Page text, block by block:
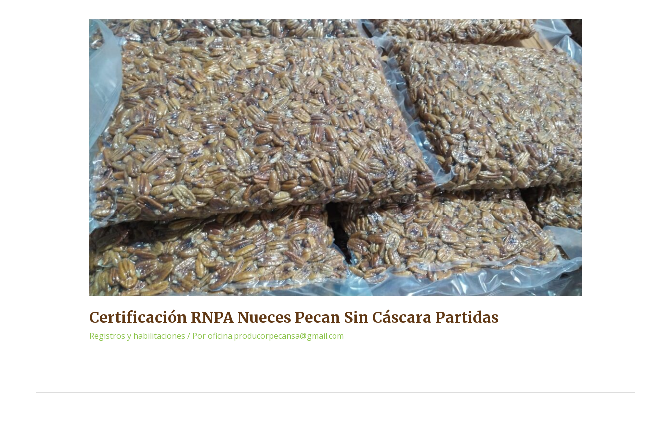
Certificación RNPA Nueces Pecan Sin Cáscara Partidas
Registros y habilitaciones / Poroficina.producorpecansa@gmail.com